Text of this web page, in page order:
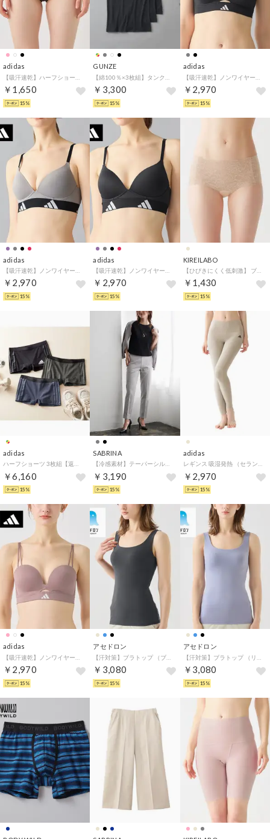
adidas
￥1,650
15%
GUNZE
￥3,300
15%
adidas
￥2,970
15%
adidas
￥2,970
15%
adidas
￥2,970
15%
KIREILABO
【ひびきにくく低刺激】 ブラファンデ・完全無縫製ショーツ【返品不可商品】 （ベージュ）
￥1,430
15%
adidas
￥6,160
15%
SABRINA
￥3,190
15%
adidas
￥2,970
15%
adidas
￥2,970
15%
アセドロン
￥3,080
15%
アセドロン
￥3,080
15%